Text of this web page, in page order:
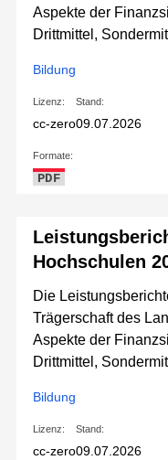
Aspekte der
Drittmittel,
Bildung
Lizenz:
cc-zero
Stand:
09.07.2026
Formate:
PDF
Hochschulen
Die
Trägerschaft des
Aspekte der
Drittmittel,
Bildung
Lizenz:
cc-zero
Stand:
09.07.2026